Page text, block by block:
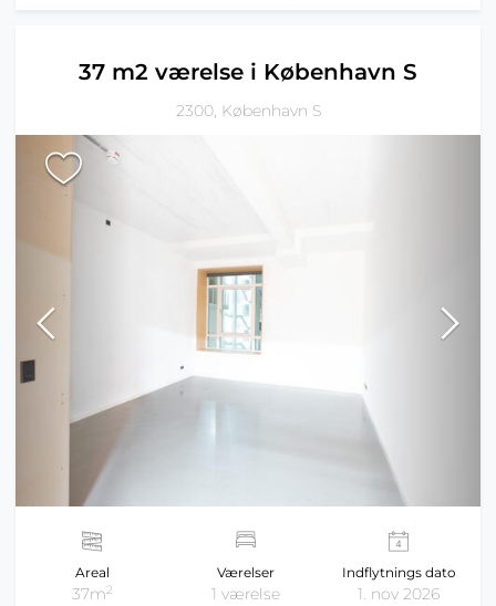
37 m2 værelse i København S
2300, København S
Areal
37m2
Værelser
1 værelse
Indflytnings dato
1. nov 2026